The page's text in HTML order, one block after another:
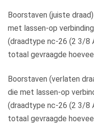
Boorstaven (juiste
met lassen-op
(draadtype nc-26 (2 3/8
totaal gevraagde
Boorstaven (verlaten
die met lassen-op
(draadtype nc-26 (2 3/8
totaal gevraagde